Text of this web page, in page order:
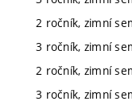
2 ročník, zimní
3 ročník, zimní
2 ročník, zimní
3 ročník, zimní